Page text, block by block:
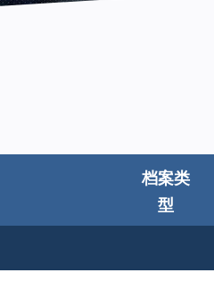
档案类
型